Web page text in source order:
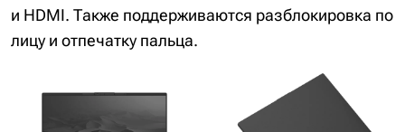
и HDMI. Также поддерживаются разблокировка по
лицу и отпечатку пальца.